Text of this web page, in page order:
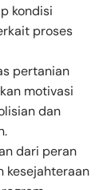
kondisi
proses
pertanian
motivasi
dan
dari peran
kesejahteraan